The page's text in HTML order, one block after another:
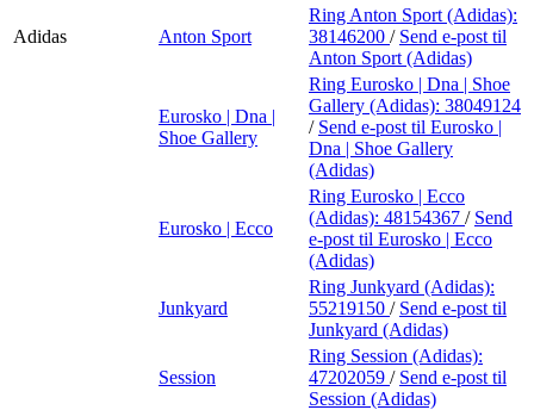
Adidas Anton Sport
Ring Anton Sport (Adidas):
38146200 / Send e-post til
Anton Sport (Adidas)
Eurosko | Dna |
Shoe Gallery
Ring Eurosko | Dna | Shoe
Gallery (Adidas): 38049124
/ Send e-post til Eurosko |
Dna | Shoe Gallery
(Adidas)
Eurosko | Ecco
Ring Eurosko | Ecco
(Adidas): 48154367 / Send
e-post til Eurosko | Ecco
(Adidas)
Junkyard
Ring Junkyard (Adidas):
55219150 / Send e-post til
Junkyard (Adidas)
Session
Ring Session (Adidas):
47202059 / Send e-post til
Session (Adidas)